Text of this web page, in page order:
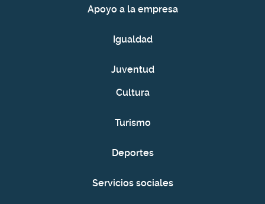
Apoyo a la empresa
Igualdad
Juventud
Cultura
Turismo
Deportes
Servicios sociales